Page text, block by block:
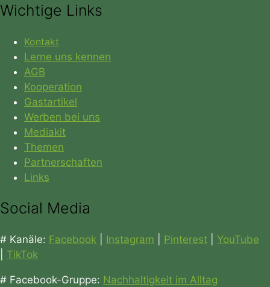
Wichtige Links
Kontakt
Lerne uns kennen
AGB
Kooperation
Gastartikel
Werben bei uns
Mediakit
Themen
Partnerschaften
Links
Social Media
# Kanäle: Facebook Instagram Pinterest
YouTube
TikTok
# Facebook-Gruppe: Nachhaltigkeit im Alltag